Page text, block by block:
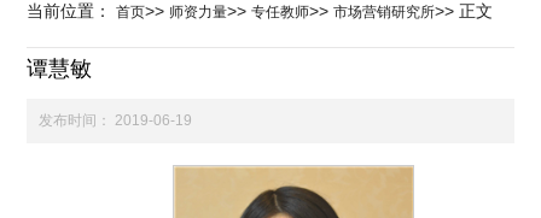
当前位置：首页>> 师资力量>> 专任教师>> 市场营销研究所>> 正文
谭慧敏
发布时间： 2019-06-19